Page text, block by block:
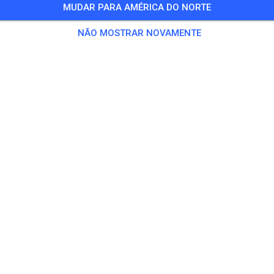
24 Membros
MUDAR PARA AMÉRICA DO NORTE
NÃO MOSTRAR NOVAMENTE